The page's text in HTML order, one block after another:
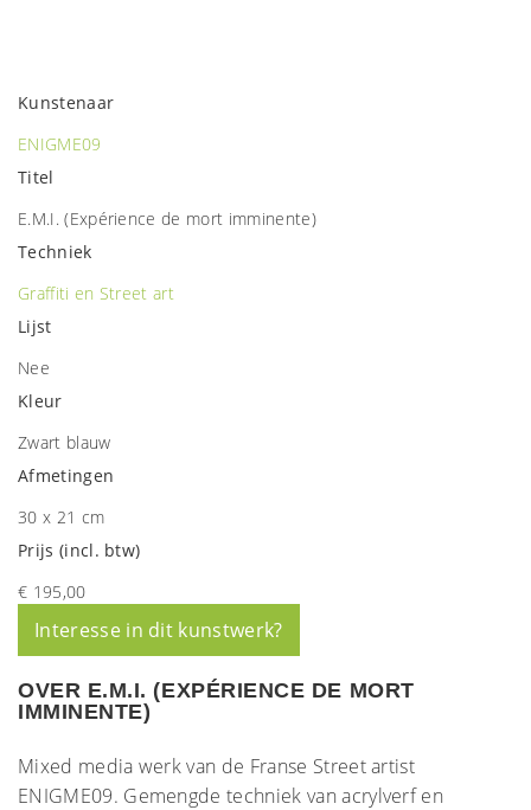
Kunstenaar
ENIGME09
Titel
E.M.I. (Expérience de mort imminente)
Techniek
Graffiti en Street art
Lijst
Nee
Kleur
Zwart blauw
Afmetingen
30 x 21 cm
Prijs (incl. btw)
€ 195,00
Interesse in dit kunstwerk?
OVER E.M.I. (EXPÉRIENCE DE MORT
IMMINENTE)
Mixed media werk van de Franse Street artist
ENIGME09. Gemengde techniek van acrylverf en